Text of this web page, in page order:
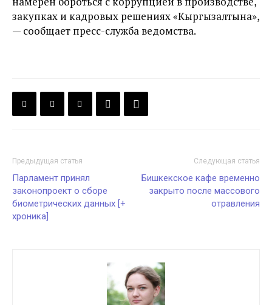
закупках и кадровых решениях «Кыргызалтына»,
— сообщает пресс-служба ведомства.
Предыдущая статья
Парламент принял
законопроект о сборе
биометрических данных [+
хроника]
Следующая статья
Бишкекское кафе временно
закрыто после массового
отравления